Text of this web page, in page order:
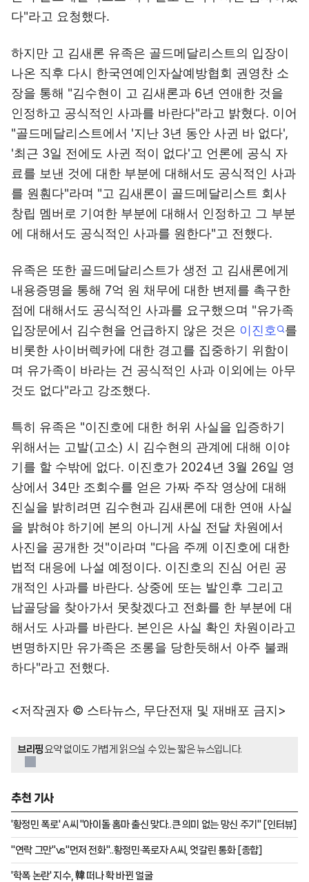
다"라고 요청했다.
하지만 고 김새론 유족은 골드메달리스트의 입장이
나온 직후 다시 한국연예인자살예방협회 권영찬 소
장을 통해 "김수현이 고 김새론과 6년 연애한 것을
인정하고 공식적인 사과를 바란다"라고 밝혔다. 이어
"골드메달리스트에서 '지난 3년 동안 사귄 바 없다',
'최근 3일 전에도 사귄 적이 없다'고 언론에 공식 자
료를 보낸 것에 대한 부분에 대해서도 공식적인 사과
를 원훤다"라며 "고 김새론이 골드메달리스트 회사
창립 멤버로 기여한 부분에 대해서 인정하고 그 부분
에 대해서도 공식적인 사과를 원한다"고 전했다.
유족은 또한 골드메달리스트가 생전 고 김새론에게
내용증명을 통해 7억 원 채무에 대한 변제를 촉구한
점에 대해서도 공식적인 사과를 요구했으며 "유가족
입장문에서 김수현을 언급하지 않은 것은 이진호
를
비롯한 사이버렉카에 대한 경고를 집중하기 위함이
며 유가족이 바라는 건 공식적인 사과 이외에는 아무
것도 없다"라고 강조했다.
특히 유족은 "이진호에 대한 허위 사실을 입증하기
위해서는 고발(고소) 시 김수현의 관계에 대해 이야
기를 할 수밖에 없다. 이진호가 2024년 3월 26일 영
상에서 34만 조회수를 얻은 가짜 주작 영상에 대해
진실을 밝히려면 김수현과 김새론에 대한 연애 사실
을 밝혀야 하기에 본의 아니게 사실 전달 차원에서
사진을 공개한 것"이라며 "다음 주께 이진호에 대한
법적 대응에 나설 예정이다. 이진호의 진심 어린 공
개적인 사과를 바란다. 상중에 또는 발인후 그리고
납골당을 찾아가서 못찾겠다고 전화를 한 부분에 대
해서도 사과를 바란다. 본인은 사실 확인 차원이라고
변명하지만 유가족은 조롱을 당한듯해서 아주 불쾌
하다"라고 전했다.
<저작권자 © 스타뉴스, 무단전재 및 재배포 금지>
브리핑 요약 없이도 가볍게 읽으실 수 있는 짧은 뉴스입니다.
추천 기사
'황정민 폭로' A씨 "아이돌 홈마 출신 맞다..큰 의미 없는 망신 주기" [인터뷰]
"연락 그만"vs"먼저 전화"..황정민·폭로자 A씨, 엇갈린 통화 [종합]
'학폭 논란' 지수, 韓 떠나 확 바뀐 얼굴